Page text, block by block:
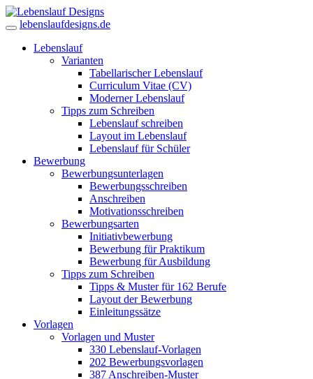
lebenslaufdesigns.de
Lebenslauf
Varianten
Tabellarischer Lebenslauf
Curriculum Vitae (CV)
Moderner Lebenslauf
Tipps zum Schreiben
Lebenslauf schreiben
Layout im Lebenslauf
Lebenslauf für Schüler
Bewerbung
Bewerbungsunterlagen
Bewerbungsschreiben
Anschreiben
Motivationsschreiben
Bewerbungsarten
Initiativbewerbung
Bewerbung für Praktikum
Bewerbung für Ausbildung
Tipps zum Schreiben
Tipps & Muster für 162 Berufe
Layout der Bewerbung
Einleitungssätze
Vorlagen
Vorlagen und Muster
330 Lebenslauf-Vorlagen
202 Bewerbungsvorlagen
387 Anschreiben-Muster